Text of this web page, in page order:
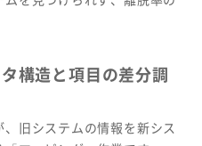
構造と項目の差分調
旧システムの情報を新シス